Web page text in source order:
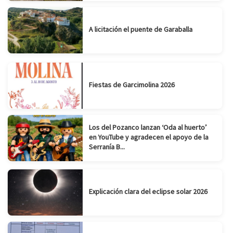
A licitación el puente de Garaballa
Fiestas de Garcimolina 2026
Los del Pozanco lanzan ‘Oda al huerto’
en YouTube y agradecen el apoyo de la
Serranía B...
Explicación clara del eclipse solar 2026